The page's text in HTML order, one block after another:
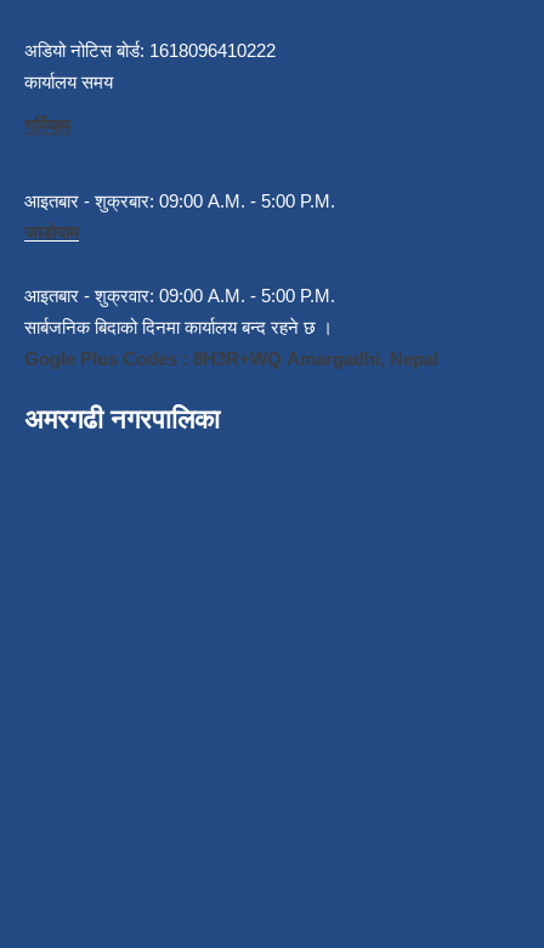
अडियो नोटिस बोर्ड: 1618096410222
कार्यालय समय
गर्मियाम
आइतबार - शुक्रबार: 09:00 A.M. - 5:00 P.M.
जाडोयाम
आइतबार - शुक्रवार: 09:00 A.M. - 5:00 P.M.
सार्बजनिक बिदाको दिनमा कार्यालय बन्द रहने छ ।
Gogle Plus Codes : 8H3R+WQ Amargadhi, Nepal
अमरगढी नगरपालिका